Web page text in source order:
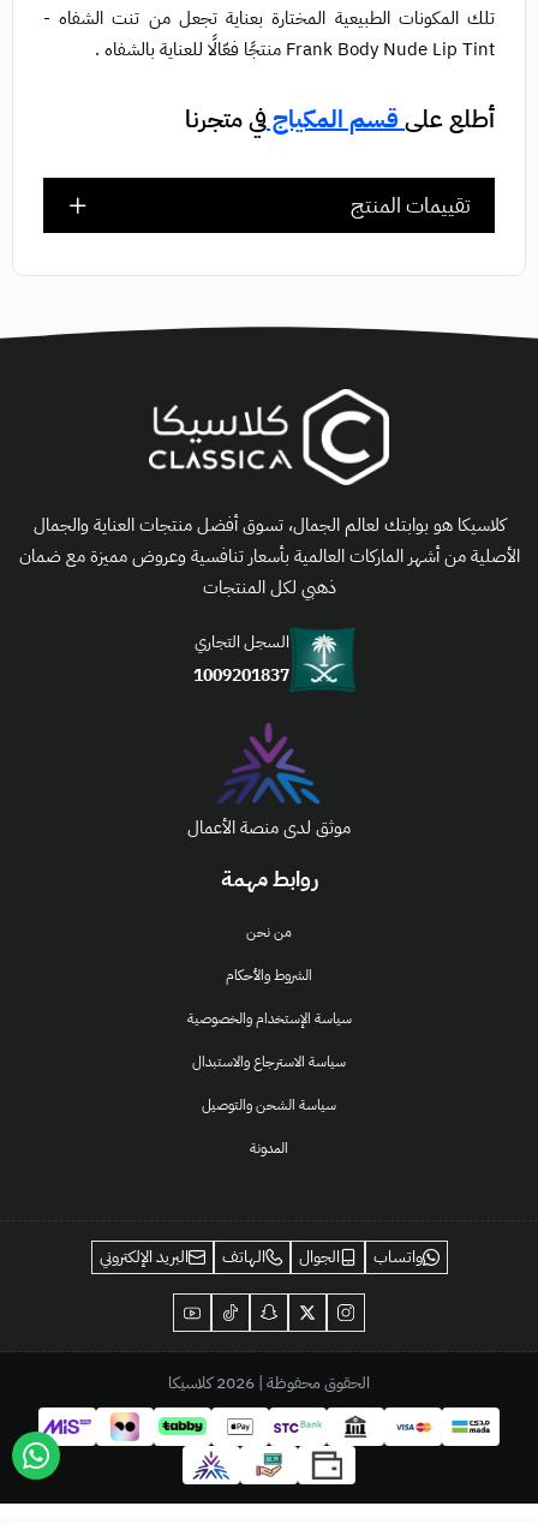
تلك المكونات الطبيعية المختارة بعناية تجعل من تنت الشفاه -
Frank Body Nude Lip Tint منتجًا فعّالًا للعناية بالشفاه .
أطلع علىقسم المكياجفي متجرنا
تقييمات المنتج
روابط مهمة
من نحن
الشروط والأحكام
سياسة الإستخدام والخصوصية
سياسة الاسترجاع والاستبدال
سياسة الشحن والتوصيل
المدونة
كلاسيكا هو بوابتك لعالم الجمال، تسوق أفضل منتجات العناية والجمال
الأصلية من أشهر الماركات العالمية بأسعار تنافسية وعروض مميزة مع ضمان
ذهبي لكل المنتجات
السجل التجاري
1009201837
موثق لدى منصة الأعمال
واتساب الجوال الهاتف البريد الإلكتروني
الحقوق محفوظة | 2026 كلاسيكا